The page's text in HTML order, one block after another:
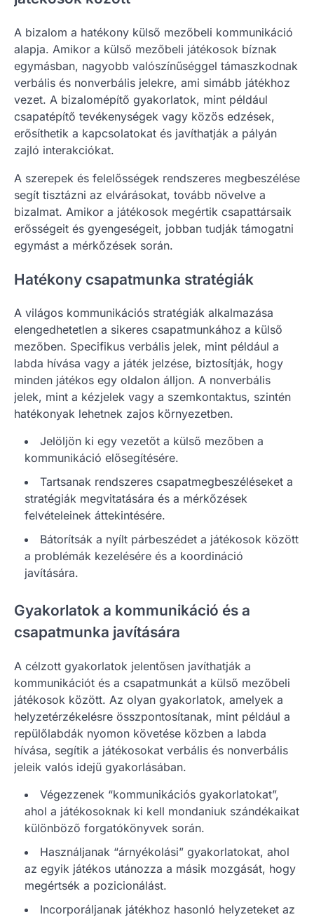
A bizalom a hatékony külső mezőbeli kommunikáció
alapja. Amikor a külső mezőbeli játékosok bíznak
egymásban, nagyobb valószínűséggel támaszkodnak
verbális és nonverbális jelekre, ami simább játékhoz
vezet. A bizalomépítő gyakorlatok, mint például
csapatépítő tevékenységek vagy közös edzések,
erősíthetik a kapcsolatokat és javíthatják a pályán
zajló interakciókat.
A szerepek és felelősségek rendszeres megbeszélése
segít tisztázni az elvárásokat, tovább növelve a
bizalmat. Amikor a játékosok megértik csapattársaik
erősségeit és gyengeségeit, jobban tudják támogatni
egymást a mérkőzések során.
Hatékony csapatmunka stratégiák
A világos kommunikációs stratégiák alkalmazása
elengedhetetlen a sikeres csapatmunkához a külső
mezőben. Specifikus verbális jelek, mint például a
labda hívása vagy a játék jelzése, biztosítják, hogy
minden játékos egy oldalon álljon. A nonverbális
jelek, mint a kézjelek vagy a szemkontaktus, szintén
hatékonyak lehetnek zajos környezetben.
Jelöljön ki egy vezetőt a külső mezőben a
kommunikáció elősegítésére.
Tartsanak rendszeres csapatmegbeszéléseket a
stratégiák megvitatására és a mérkőzések
felvételeinek áttekintésére.
Bátorítsák a nyílt párbeszédet a játékosok között
a problémák kezelésére és a koordináció
javítására.
Gyakorlatok a kommunikáció és a
csapatmunka javítására
A célzott gyakorlatok jelentősen javíthatják a
kommunikációt és a csapatmunkát a külső mezőbeli
játékosok között. Az olyan gyakorlatok, amelyek a
helyzetérzékelésre összpontosítanak, mint például a
repülőlabdák nyomon követése közben a labda
hívása, segítik a játékosokat verbális és nonverbális
jeleik valós idejű gyakorlásában.
Végezzenek “kommunikációs gyakorlatokat”,
ahol a játékosoknak ki kell mondaniuk szándékaikat
különböző forgatókönyvek során.
Használjanak “árnyékolási” gyakorlatokat, ahol
az egyik játékos utánozza a másik mozgását, hogy
megértsék a pozicionálást.
Incorporáljanak játékhoz hasonló helyzeteket az